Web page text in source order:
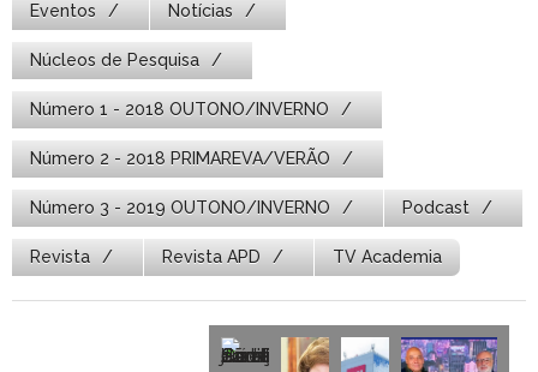
Eventos Notícias
Núcleos de Pesquisa
Número 1 - 2018 OUTONO/INVERNO
Número 2 - 2018 PRIMAREVA/VERÃO
Número 3 - 2019 OUTONO/INVERNO Podcast
Revista Revista APD TV Academia